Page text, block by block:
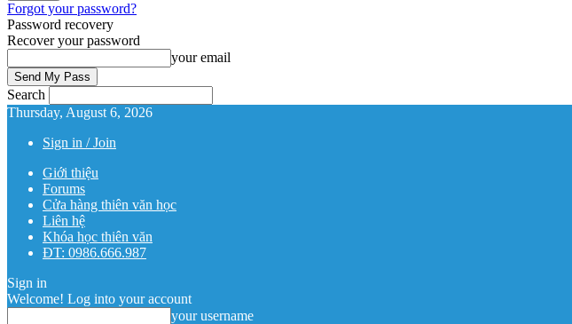
Forgot your password?
Password recovery
Recover your password
your email
Search
Thursday, August 6, 2026
Sign in / Join
Giới thiệu
Forums
Cửa hàng thiên văn học
Liên hệ
Khóa học thiên văn
ĐT: 0986.666.987
Sign in
Welcome! Log into your account
your username